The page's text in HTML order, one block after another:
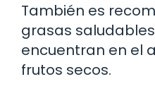
También es
grasas
encuentran en el
frutos secos.